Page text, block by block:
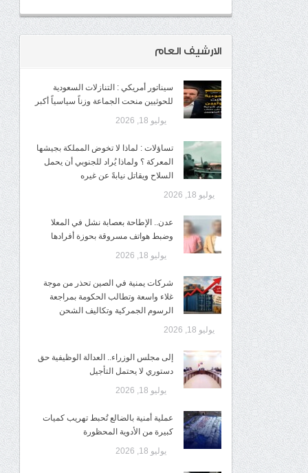
الارشيف العام
سيناتور أمريكي : التنازلات السعودية
للحوثيين منحت الجماعة وزناً سياسياً أكبر
يوليو 18, 2026
تساؤلات : لماذا لا تخوض المملكة بجيشها
المعركة ؟ ولماذا يُراد للجنوبي أن يحمل
السلاح ويقاتل نيابةً عن غيره
يوليو 18, 2026
عدن.. الإطاحة بعصابة نشل في المعلا
وضبط هواتف مسروقة بحوزة أفرادها
يوليو 18, 2026
شركات يمنية في الصين تحذر من موجة
غلاء واسعة وتطالب الحكومة بمراجعة
الرسوم الجمركية وتكاليف الشحن
يوليو 18, 2026
إلى مجلس الوزراء.. العدالة الوظيفية حق
دستوري لا يحتمل التأجيل
يوليو 18, 2026
عملية أمنية بالضالع تُحبط تهريب كميات
كبيرة من الأدوية المحظورة
يوليو 18, 2026